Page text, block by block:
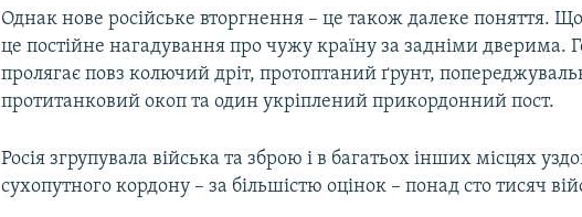
Однак нове російське вторгнення – це також далеке поняття.
це постійне нагадування про чужу країну за задніми дверима.
пролягає повз колючий дріт, протоптаний ґрунт,
протитанковий окоп та один укріплений прикордонний пост.
Росія згрупувала війська та зброю і в багатьох інших місцях
сухопутного кордону – за більшістю оцінок – понад сто тисяч